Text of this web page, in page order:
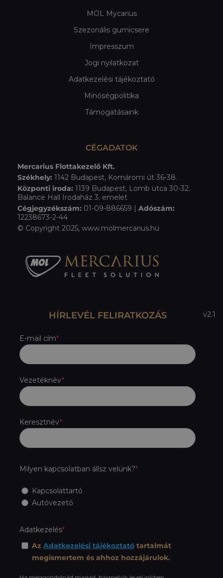
MOL Mycarius
Szezonális gumicsere
Impresszum
Jogi nyilatkozat
Adatkezelési tájékoztató
Minőségpolitika
Támogatásaink
CÉGADATOK
Mercarius Flottakezelő Kft.
Székhely: 1142 Budapest, Komáromi út 36-38.
Központi iroda: 1139 Budapest, Lomb utca 30-32.
Balance Hall Irodaház 3. emelet
Cégjegyzékszám: 01-09-886659 | Adószám:
12238673-2-44
© Copyright 2025, www.molmercarius.hu
v2.1
HÍRLEVÉL FELIRATKOZÁS
E-mail cím
Vezetéknév
Keresztnév
Milyen kapcsolatban állsz velünk?
Kapcsolattartó
Autóvezető
Adatkezelés
Az Adatkezelési tájékoztató tartalmát
megismertem és ahhoz hozzájárulok.